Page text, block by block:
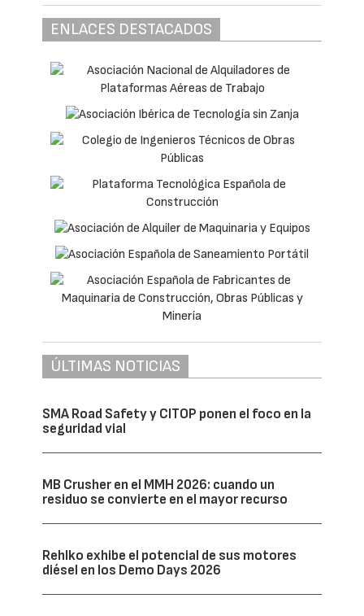
ENLACES DESTACADOS
ÚLTIMAS NOTICIAS
SMA Road Safety y CITOP ponen el foco en la
seguridad vial
MB Crusher en el MMH 2026: cuando un
residuo se convierte en el mayor recurso
Rehlko exhibe el potencial de sus motores
diésel en los Demo Days 2026